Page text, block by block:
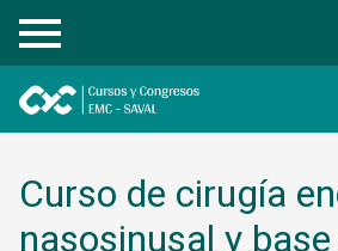
Registrarse
Curso de cirugía
nasosinusal y